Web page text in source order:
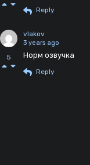
Reply
5
vlakov
3 years ago
Норм озвучка
Reply